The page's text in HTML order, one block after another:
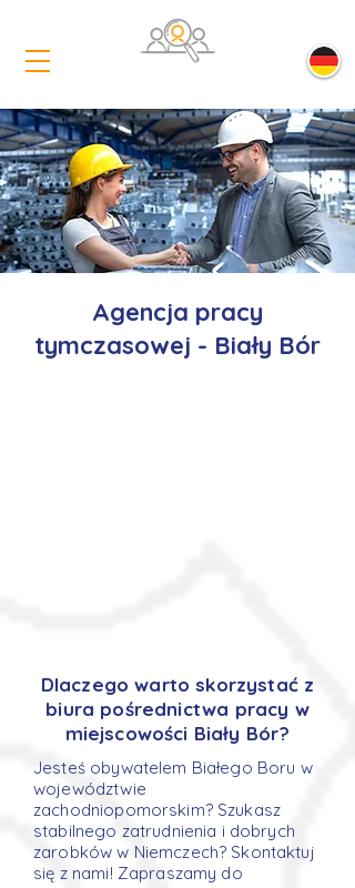
Agencja pracy
tymczasowej - Biały Bór
Dlaczego warto skorzystać z
biura pośrednictwa pracy w
miejscowości Biały Bór?
Jesteś obywatelem Białego Boru w
województwie
zachodniopomorskim? Szukasz
stabilnego zatrudnienia i dobrych
zarobków w Niemczech? Skontaktuj
się z nami! Zapraszamy do